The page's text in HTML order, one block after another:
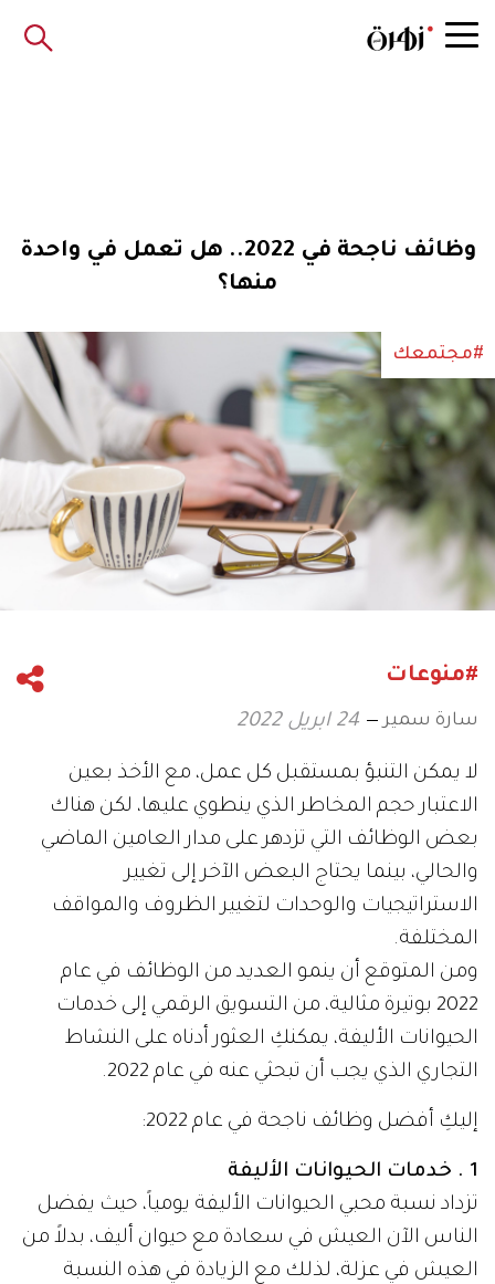
وظائف ناجحة في 2022.. هل تعمل في واحدة
منها؟
#مجتمعك
#منوعات
سارة سمير 24 ابريل 2022
لا يمكن التنبؤ بمستقبل كل عمل، مع الأخذ بعين
الاعتبار حجم المخاطر الذي ينطوي عليها، لكن هناك
بعض الوظائف التي تزدهر على مدار العامين الماضي
والحالي، بينما يحتاج البعض الآخر إلى تغيير
الاستراتيجيات والوحدات لتغيير الظروف والمواقف
المختلفة.
ومن المتوقع أن ينمو العديد من الوظائف في عام
2022 بوتيرة مثالية، من التسويق الرقمي إلى خدمات
الحيوانات الأليفة، يمكنكِ العثور أدناه على النشاط
التجاري الذي يجب أن تبحثي عنه في عام 2022.
إليكِ أفضل وظائف ناجحة في عام 2022:
1 . خدمات الحيوانات الأليفة
تزداد نسبة محبي الحيوانات الأليفة يومياً، حيث يفضل
الناس الآن العيش في سعادة مع حيوان أليف، بدلاً من
العيش في عزلة، لذلك مع الزيادة في هذه النسبة